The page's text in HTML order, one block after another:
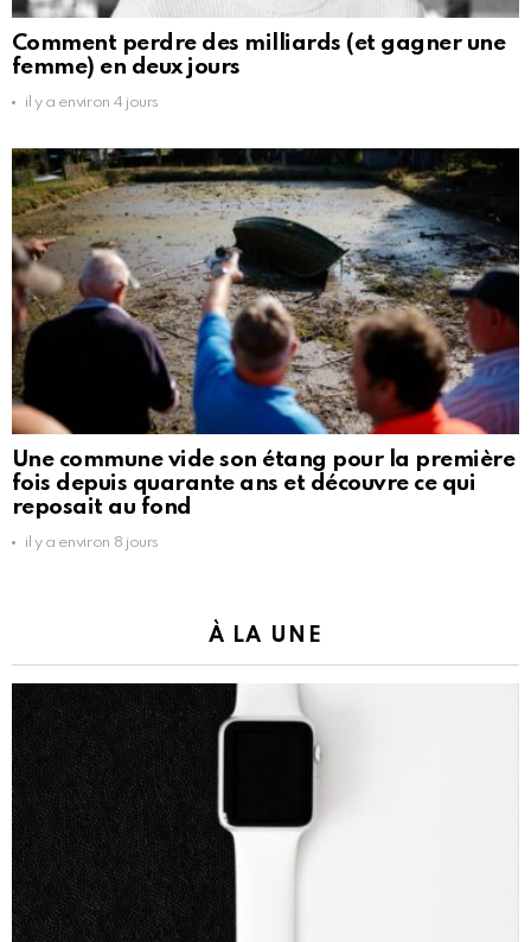
Comment perdre des milliards (et gagner une
femme) en deux jours
il y a environ 4 jours
Une commune vide son étang pour la première
fois depuis quarante ans et découvre ce qui
reposait au fond
il y a environ 8 jours
À LA UNE